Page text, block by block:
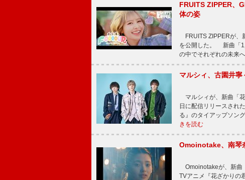
FRUITS ZIPPER、
体の姿
FRUITS ZIPPERが、
を公開した。 新曲「
の中でそれぞれの未来
マルシィ、古園井
マルシィが、新曲「
日に配信リリースされ
る』のタイアップソン
きを読む
Omoinotake、南琴
Omoinotakeが、新曲
TVアニメ『花ざかりの